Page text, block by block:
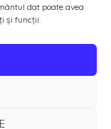
dat poate avea
și funcții.